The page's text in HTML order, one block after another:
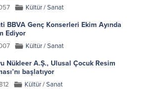
Kültür / Sanat
BBVA Genç Konserleri Ekim Ayında
Ediyor
Kültür / Sanat
Nükleer A.Ş., Ulusal Çocuk Resim
başlatıyor
Kültür / Sanat